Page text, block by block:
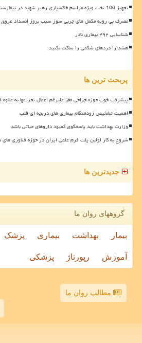
تجهیز 100 تخت ویژه مراسم خاکسپاری رهبر شهید در بیمارستان صحرایی مصلی به علاوه فیلم
مصرف بی رویه مکمل های چربی سوز سبب بروز انسداد
شناسایی ۴۹۲ بیماری نادر
هشدار! دردهای شکمی را ساکت نکنید
پربحث ترین ها
پیشرفت خوب حوزه جراحی مغز علیرغم اعمال تحریمها به علاوه
اهمیت تشخیص زودهنگام بیماری های دریچه ای قلب
وزارت بهداشت باید پاسخگوی کمبود داروهای حیاتی باشد
شروع به کار اولین پلت فرم علمی ایران در حوزه فناوری های
جدیدترین ها
گروههای روان ما
بیمار بهداشت بیماری پزشک
آموزش رپورتاژ پزشکی
مطالب روان ما